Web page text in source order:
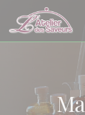
Personalización de